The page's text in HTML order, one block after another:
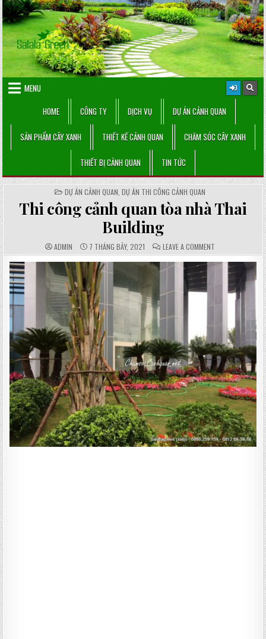
Skip
to
content
MENU
HOME
CÔNG TY DỊCH VỤ DỰ ÁN CẢNH QUAN
SẢN PHẨM CÂY XANH THIẾT KẾ CẢNH QUAN CHĂM SÓC CÂY XANH
THIẾT BỊ CẢNH QUAN TIN TỨC
POSTED
IN
DỰ ÁN CẢNH QUAN DỰ ÁN THI CÔNG CẢNH QUAN
Thi công cảnh quan tòa nhà Thai
Building
AUTHOR:
ADMIN PUBLISHED
DATE:
7 THÁNG BẢY, 2021 COMMENTS:
LEAVE A COMMENT
THI
CÔNG
CẢNH
QUAN
THAI
BUILDING